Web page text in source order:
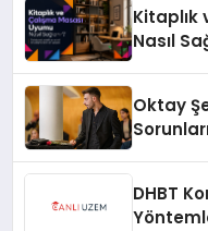
Kitaplık
Nasıl
Oktay
DHBT